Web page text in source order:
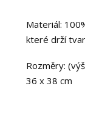
Materiál:
které drží
Rozměry:
36 x 38 cm